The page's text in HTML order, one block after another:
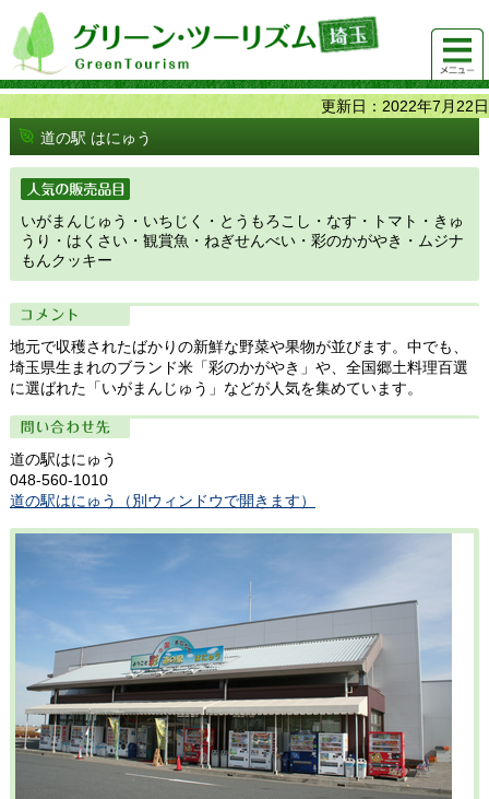
グリーンツーリズム埼玉 緑豊かな農山村で 楽しく！
美味しく！
メニュ
ー
更新日：2022年7月22日
道の駅 はにゅう
人気の販売品目
いがまんじゅう・いちじく・とうもろこし・なす・トマト・きゅ
うり・はくさい・観賞魚・ねぎせんべい・彩のかがやき・ムジナ
もんクッキー
コメント
地元で収穫されたばかりの新鮮な野菜や果物が並びます。中でも、
埼玉県生まれのブランド米「彩のかがやき」や、全国郷土料理百選
に選ばれた「いがまんじゅう」などが人気を集めています。
問い合わせ先
道の駅はにゅう
048-560-1010
道の駅はにゅう（別ウィンドウで開きます）